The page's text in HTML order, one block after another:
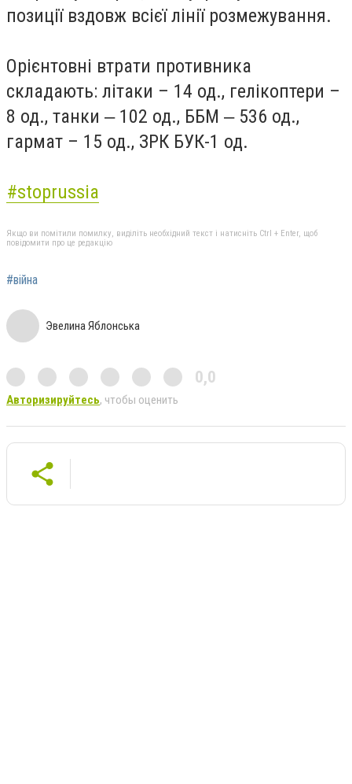
позиції вздовж всієї лінії розмежування.
Орієнтовні втрати противника
складають: літаки – 14 од., гелікоптери –
8 од., танки ‒ 102 од., ББМ ‒ 536 од.,
гармат – 15 од., ЗРК БУК-1 од.
#stoprussia
Якщо ви помітили помилку, виділіть необхідний текст і натисніть Ctrl + Enter, щоб
повідомити про це редакцію
#війна
Эвелина Яблонська
0,0
Авторизируйтесь, чтобы оценить